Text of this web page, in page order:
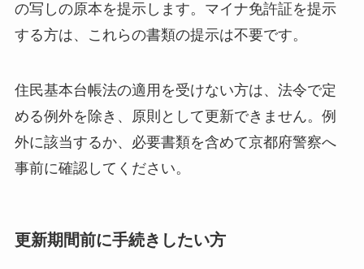
の写しの原本を提示します。マイナ免許証を提示
する方は、これらの書類の提示は不要です。
住民基本台帳法の適用を受けない方は、法令で定
める例外を除き、原則として更新できません。例
外に該当するか、必要書類を含めて京都府警察へ
事前に確認してください。
更新期間前に手続きしたい方